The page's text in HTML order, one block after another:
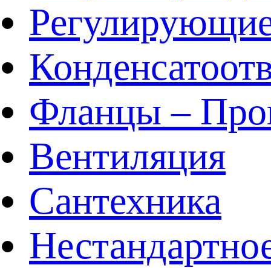
Фланцы –
Вентиляция
Сантехника